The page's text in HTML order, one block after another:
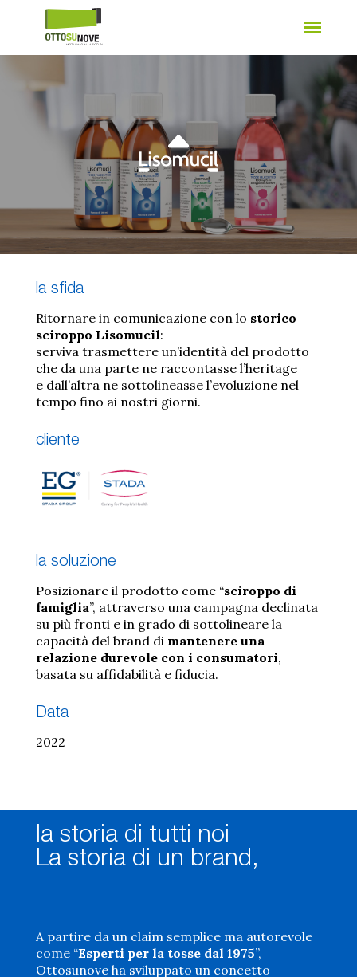
la sfida
Ritornare in comunicazione con lo storico
sciroppo Lisomucil:
serviva trasmettere un’identità del prodotto
che da una parte ne raccontasse l’heritage
e dall’altra ne sottolineasse l’evoluzione nel
tempo fino ai nostri giorni.
cliente
la soluzione
Posizionare il prodotto come “sciroppo di
famiglia”, attraverso una campagna declinata
su più fronti e in grado di sottolineare la
capacità del brand di mantenere una
relazione durevole con i consumatori,
basata su affidabilità e fiducia.
Data
2022
La storia di un brand,
la storia di tutti noi
A partire da un claim semplice ma autorevole
come “Esperti per la tosse dal 1975”,
Ottosunove ha sviluppato un concetto